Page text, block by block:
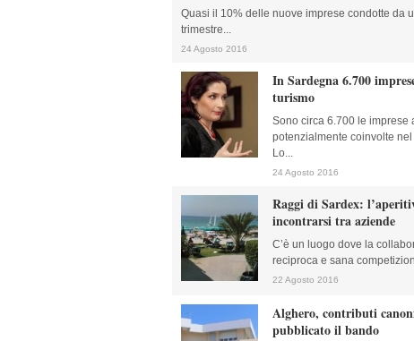
Quasi il 10% delle nuove imprese condotte da
trimestre...
24 Agosto 2016
In Sardegna 6.700
turismo
Sono circa 6.700 le imprese
potenzialmente coinvolte
Lo...
24 Agosto 2016
Raggi di Sardex:
incontrarsi tra aziende
C’è un luogo dove la
reciproca e sana
22 Agosto 2016
Alghero, contributi
pubblicato il bando